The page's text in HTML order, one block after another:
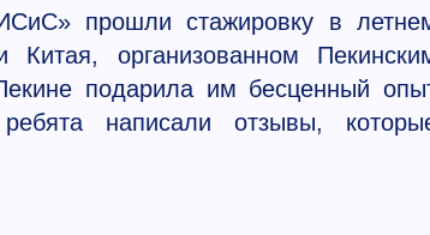
прошли стажировку в
организованном
подарила им бесценный
написали отзывы,